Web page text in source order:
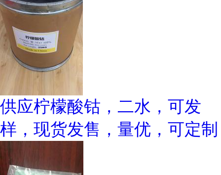
供应柠檬酸钴，二水，可发
样，现货发售，量优，可定制